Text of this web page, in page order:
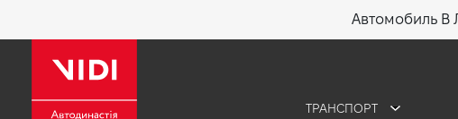
Автомобиль В
ТРАНСПОРТ